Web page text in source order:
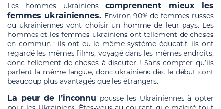
Les hommes ukrainienscomprennent mieux les
femmes ukrainiennes. Environ 90% de femmes russes
ou ukrainiennes vont choisir un homme de leur pays. Les
hommes et les femmes ukrainiens ont tellement de choses
en commun : ils ont eu le même système éducatif, ils ont
regardé les mêmes films, voyagé dans les mêmes endroits,
donc tellement de choses à discuter ! Sans compter qu’ils
parlent la même langue, donc ukrainiens dès le début sont
beaucoup plus avantagés que les étrangers.
La peur de l’inconnu pousse les Ukrainiennes à opter